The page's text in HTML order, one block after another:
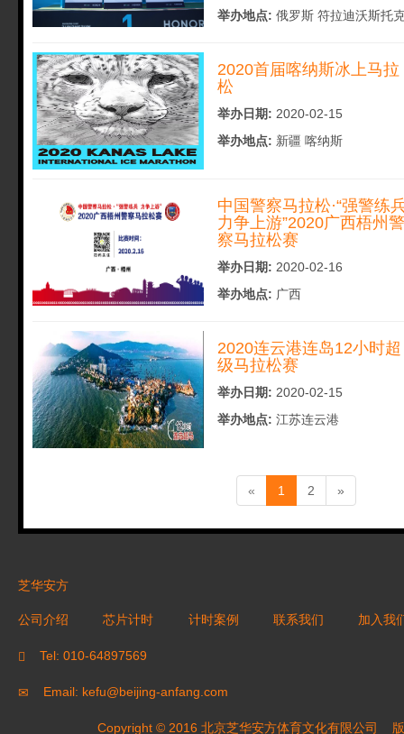
举办地点: 俄罗斯 符拉迪沃斯托
2020首届喀纳斯冰上马拉
松
举办日期: 2020-02-15
举办地点: 新疆 喀纳斯
中国警察马拉松·“强警练
力争上游”2020广西梧州警
察马拉松赛
举办日期: 2020-02-16
举办地点: 广西
2020连云港连岛12小时超
级马拉松赛
举办日期: 2020-02-15
举办地点: 江苏连云港
« 1 (current)
2 »
芝华安方
公司介绍 芯片计时 计时案例 联系我们 加入我
Tel: 010-64897569
Email: kefu@beijing-anfang.com
Copyright © 2016 北京芝华安方体育文化有限公司